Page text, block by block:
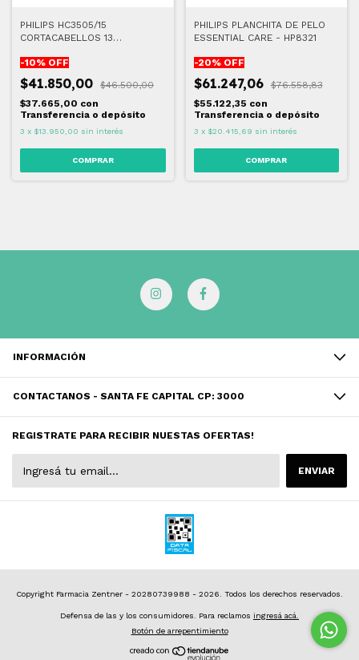
PHILIPS HC3505/15
CORTACABELLOS 13
-10% OFF
$41.850,00
$46.500,00
$37.665,00 con
Transferencia o depósito
3 x $13.950,00 sin interés
PHILIPS PLANCHITA DE PELO
ESSENTIAL CARE - HP8321
-20% OFF
$61.247,06
$76.558,83
$55.122,35 con
Transferencia o depósito
3 x $20.415,69 sin interés
INFORMACIÓN
CONTACTANOS - SANTA FE CAPITAL CP: 3000
REGISTRATE PARA RECIBIR NUESTAS OFERTAS!
Copyright Farmacia Zentner - 20280739988 - 2026. Todos los derechos reservados.
Defensa de las y los consumidores. Para reclamos ingresá acá.
Botón de arrepentimiento